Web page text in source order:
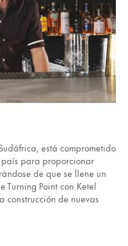
está comprometido
para proporcionar
de que se llene un
Turning Point con Ketel
construcción de nuevas